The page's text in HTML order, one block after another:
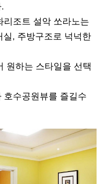
리조트 설악 쏘라노는
실, 주방구조로 넉넉한
원하는 스타일을 선택
호수공원뷰를 즐길수